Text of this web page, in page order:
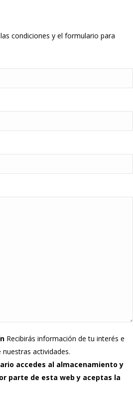
condiciones y el formulario para
Recibirás información de tu interés e
actividades.
accedes al almacenamiento y
parte de esta web y aceptas la